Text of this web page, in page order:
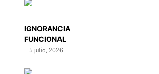
IGNORANCIA
FUNCIONAL
5 julio, 2026